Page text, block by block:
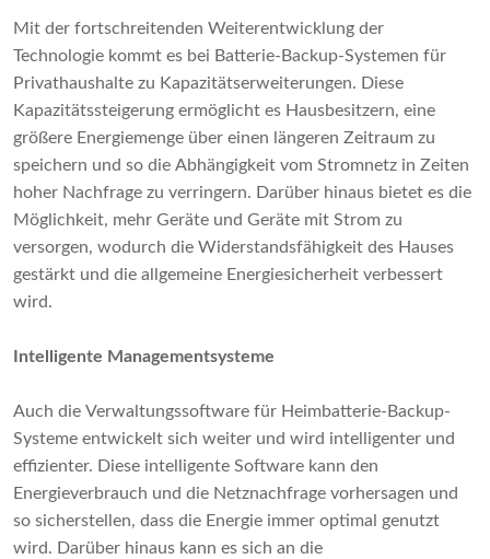
Mit der fortschreitenden Weiterentwicklung der
Technologie kommt es bei Batterie-Backup-Systemen für
Privathaushalte zu Kapazitätserweiterungen. Diese
Kapazitätssteigerung ermöglicht es Hausbesitzern, eine
größere Energiemenge über einen längeren Zeitraum zu
speichern und so die Abhängigkeit vom Stromnetz in Zeiten
hoher Nachfrage zu verringern. Darüber hinaus bietet es die
Möglichkeit, mehr Geräte und Geräte mit Strom zu
versorgen, wodurch die Widerstandsfähigkeit des Hauses
gestärkt und die allgemeine Energiesicherheit verbessert
wird.
Intelligente Managementsysteme
Auch die Verwaltungssoftware für Heimbatterie-Backup-
Systeme entwickelt sich weiter und wird intelligenter und
effizienter. Diese intelligente Software kann den
Energieverbrauch und die Netznachfrage vorhersagen und
so sicherstellen, dass die Energie immer optimal genutzt
wird. Darüber hinaus kann es sich an die